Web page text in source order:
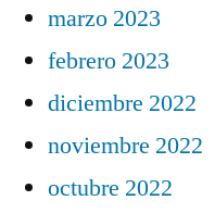
marzo 2023
febrero 2023
diciembre 2022
noviembre 2022
octubre 2022